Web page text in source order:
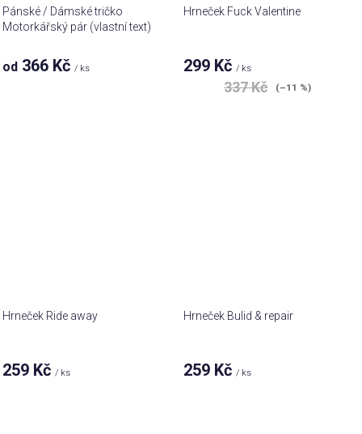
Pánské / Dámské tričko
Motorkářský pár (vlastní text)
od 366 Kč/ ks
Hrneček Fuck Valentine
299 Kč/ ks
337 Kč (–11 %)
Hrneček Ride away
259 Kč/ ks
Hrneček Bulid & repair
259 Kč/ ks